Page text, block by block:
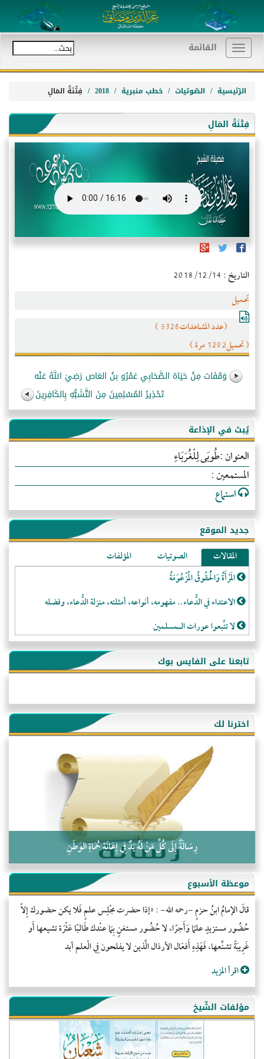
Toggle
navigation
القائمة
الرّئيسية الصّوتيات خطب منبرية 2018 فِتْنَةُ المَالِ
فِتْنَةُ المَالِ
التاريخ : 2018/12/14
تحميل
(عدد المشاهدات5326 )
( تحميل1292 مرة )
وَقَفَات مِنْ حَيَاة الصَّحَابِي عَمْرُو بنُ العَاص رَضِيَ اللهُ عَنْه
تَحْذِيرُ المُسْلِمِينَ مِنَ التَّشَبُّهِ بِالكَافِرِينَ
يُبث في الإذاعة
العنوان :طُوبَى لِلْغُرَبَاءِ
المستمعين :
استماع
جديد الموقع
المقالات الصوتيات
المؤلفات
المَرْأَةُ وَالْحُقُوقُ الْمَزْعُوَمَةُ
الاعتداء في الدُّعاء.. مفهومه، أنواعه، أمثلته، منزلة الدُّعاء، وفضله
لا تتَّبعوا عورات الـمسلمين
فقه النَّصيحة عند الصَّحابة الكرام رضي الله عنهم
لَا عِزَّةَ إِلَّا بِالإِسْلَامِ
هذه سبيلنا فماذا تنقمون؟!
أُسُـسُ بَـيْـتِ الـمُسْـلِمِ
التَّعْلِيمُ القُرْآنِي
كلمة إلى إخواني السلفيين في الجزائر
تابعنا على الفايس بوك
اخترنا لك
رِسَالَةٌ إِلَى كُلِّ مَنْ لَهُ يَدٌ فِي إِعَانَةِ حُمَاةِ الوَطَنِ
موعظة الأسبوع
قالَ الإمامُ ابنُ حزمٍ -رحمه الله- : «إذا حضرت مجْلِس علمٍ فَلا يكن حضورك إِلاّ
حُضُور مستزيدٍ علمًا وَأَجرًا، لا حُضُور مستغنٍ بِمَا عنْدك طَالبًا عَثْرَة تشيعها أَو
غَرِيبَةً تشنِّعها، فَهَذِهِ أَفعَال الأرذال الَّذين لا يفلحون فِي الْعلم أبد
اقرأ المزيد
مؤلفات الشّيخ